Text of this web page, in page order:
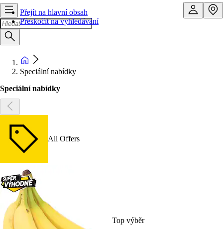
Přejít na hlavní obsah
Přeskočit na vyhledávání
Speciální nabídky
Speciální nabídky
All Offers
Top výběr